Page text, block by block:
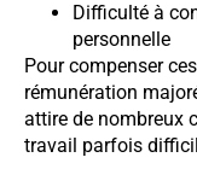
Difficulté à
personnelle
Pour compenser
rémunération
attire de nombreux
travail parfois